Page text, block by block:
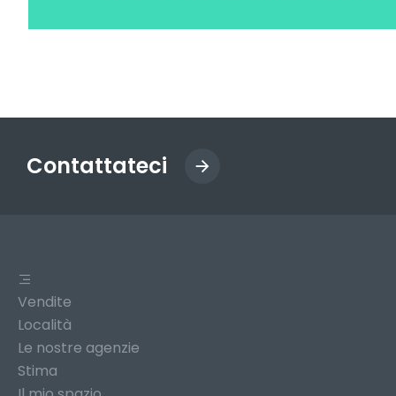
Contattateci
Vendite
Località
Le nostre agenzie
Stima